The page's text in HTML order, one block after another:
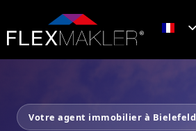
Votre agent immobilier à Bielefeld